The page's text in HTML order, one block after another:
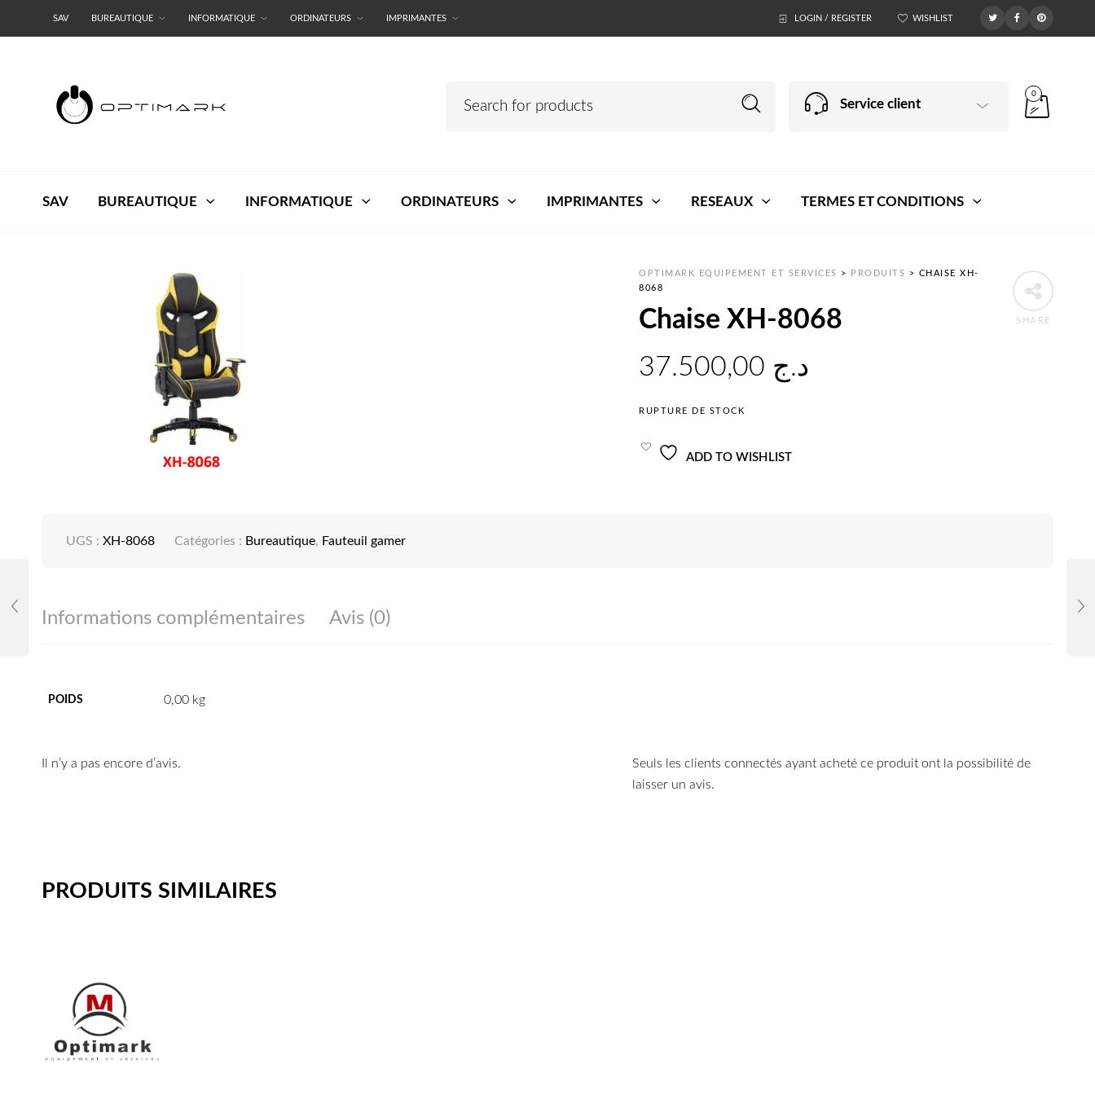
SAV BUREAUTIQUE INFORMATIQUE ORDINATEURS IMPRIMANTES LOGIN / REGISTER WISHLIST
Service client
0
SAV BUREAUTIQUE INFORMATIQUE ORDINATEURS IMPRIMANTES RESEAUX TERMES ET CONDITIONS
SHARE
OPTIMARK EQUIPEMENT ET SERVICES > PRODUITS > CHAISE XH-
8068
Chaise XH-8068
د.ج
RUPTURE DE STOCK
ADD TO WISHLIST
UGS : XH-8068 Catégories : Bureautique, Fauteuil gamer
Informations complémentaires Avis (0)
POIDS 0,00 kg
Il n’y a pas encore d’avis.
Seuls les clients connectés ayant acheté ce produit ont la possibilité de
laisser un avis.
PRODUITS SIMILAIRES